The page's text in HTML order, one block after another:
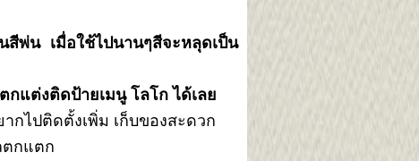
พ่น เมื่อใช้ไปนานๆสีจะหลุดเป็น
กแต่งติดป้ายเมนู โลโก ได้เลย
กไปติดตั้งเพิ่ม เก็บของสะดวก
ตกแตก